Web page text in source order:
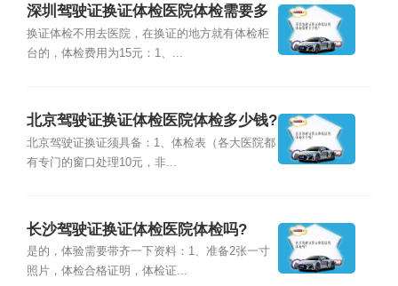
深圳驾驶证换证体检医院体检需要多
少钱?
换证体检不用去医院，在换证的地方就有体检柜
台的，体检费用为15元：1、...
北京驾驶证换证体检医院体检多少钱?
北京驾驶证换证须具备：1、体检表（各大医院都
有专门的窗口处理10元，非...
长沙驾驶证换证体检医院体检吗?
是的，体验需要带齐一下资料：1、准备2张一寸
照片，体检合格证明，体检证...